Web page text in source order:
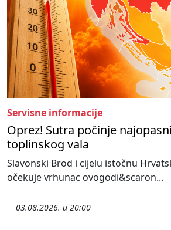
Servisne informacije
Oprez! Sutra počinje
toplinskog vala
Slavonski Brod i cijelu istočnu
očekuje vrhunac ovogodi&scaron...
03.08.2026. u 20:00